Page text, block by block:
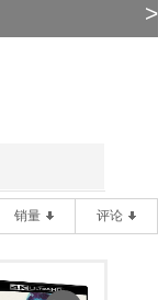
>
销量 评论